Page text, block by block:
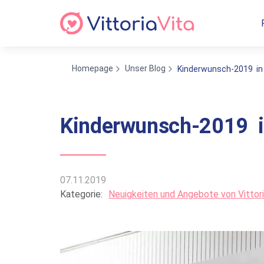
Homepage Unser Blog Kinderwunsch-2019 in
Kinderwunsch-2019
07.11.2019
Kategorie:
Neuigkeiten und Angebote von